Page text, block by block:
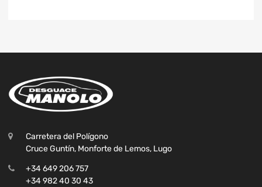
Carretera del Polígono
Cruce Guntín, Monforte de Lemos, Lugo
+34 649 206 757
+34 982 40 30 43